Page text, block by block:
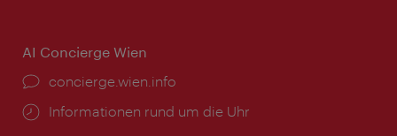
AI Concierge Wien
Ort:
concierge.wien.info
Öffnungszeiten:
Informationen rund um die Uhr